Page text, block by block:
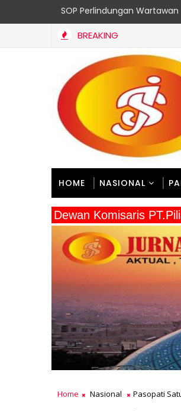
SOP Perlindungan Wartawan
BREAKING
Dinas BMCKTR Sumbar untuk 18
HOME NASIONAL
" Dewan Komisaris
Home Nasional Pasopati